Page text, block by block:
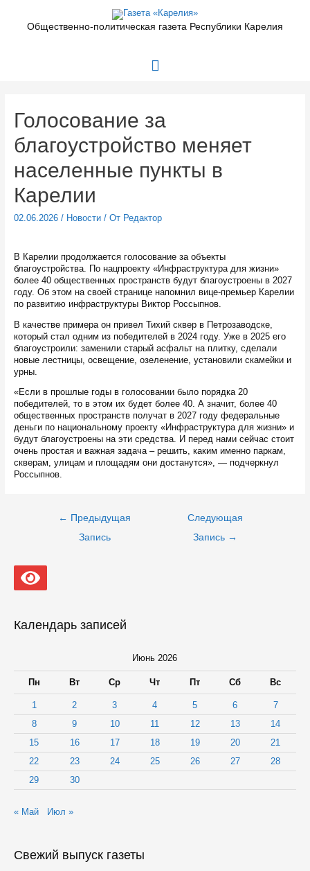
содержимомуОбщественно-политическая газета Республики Карелия
Главное
Голосование за
благоустройство меняет
населенные пункты в
Карелии
02.06.2026/ Новости/ От Редактор
В Карелии продолжается голосование за объекты
благоустройства. По нацпроекту «Инфраструктура для жизни»
более 40 общественных пространств будут благоустроены в 2027
году. Об этом на своей странице напомнил вице-премьер Карелии
по развитию инфраструктуры Виктор Россыпнов.
В качестве примера он привел Тихий сквер в Петрозаводске,
который стал одним из победителей в 2024 году. Уже в 2025 его
благоустроили: заменили старый асфальт на плитку, сделали
новые лестницы, освещение, озеленение, установили скамейки и
урны.
«Если в прошлые годы в голосовании было порядка 20
победителей, то в этом их будет более 40. А значит, более 40
общественных пространств получат в 2027 году федеральные
деньги по национальному проекту «Инфраструктура для жизни» и
будут благоустроены на эти средства. И перед нами сейчас стоит
очень простая и важная задача – решить, каким именно паркам,
скверам, улицам и площадям они достанутся», — подчеркнул
Россыпнов.
Навигация
← Предыдущая
Запись
Следующая
Запись →
Календарь записей
Июнь 2026
Пн Вт Ср Чт Пт Сб Вс
1 2 3 4 5 6
7
8
9 10 11 12 13
14
15
16 17 18 19 20
21
22
23 24 25 26 27
28
29
30
« Май Июл »
Свежий выпуск газеты